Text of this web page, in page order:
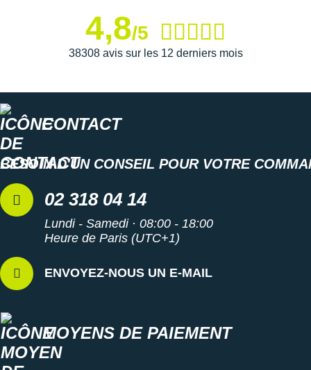
4,8/5
38308 avis sur les 12 derniers mois
CONTACT
BESOIN D'UN CONSEIL POUR VOTRE
02 318 04 14
Lundi - Samedi · 08:00 - 18:00
Heure de Paris (UTC+1)
ENVOYEZ-NOUS UN E-MAIL
MOYENS DE PAIEMENT